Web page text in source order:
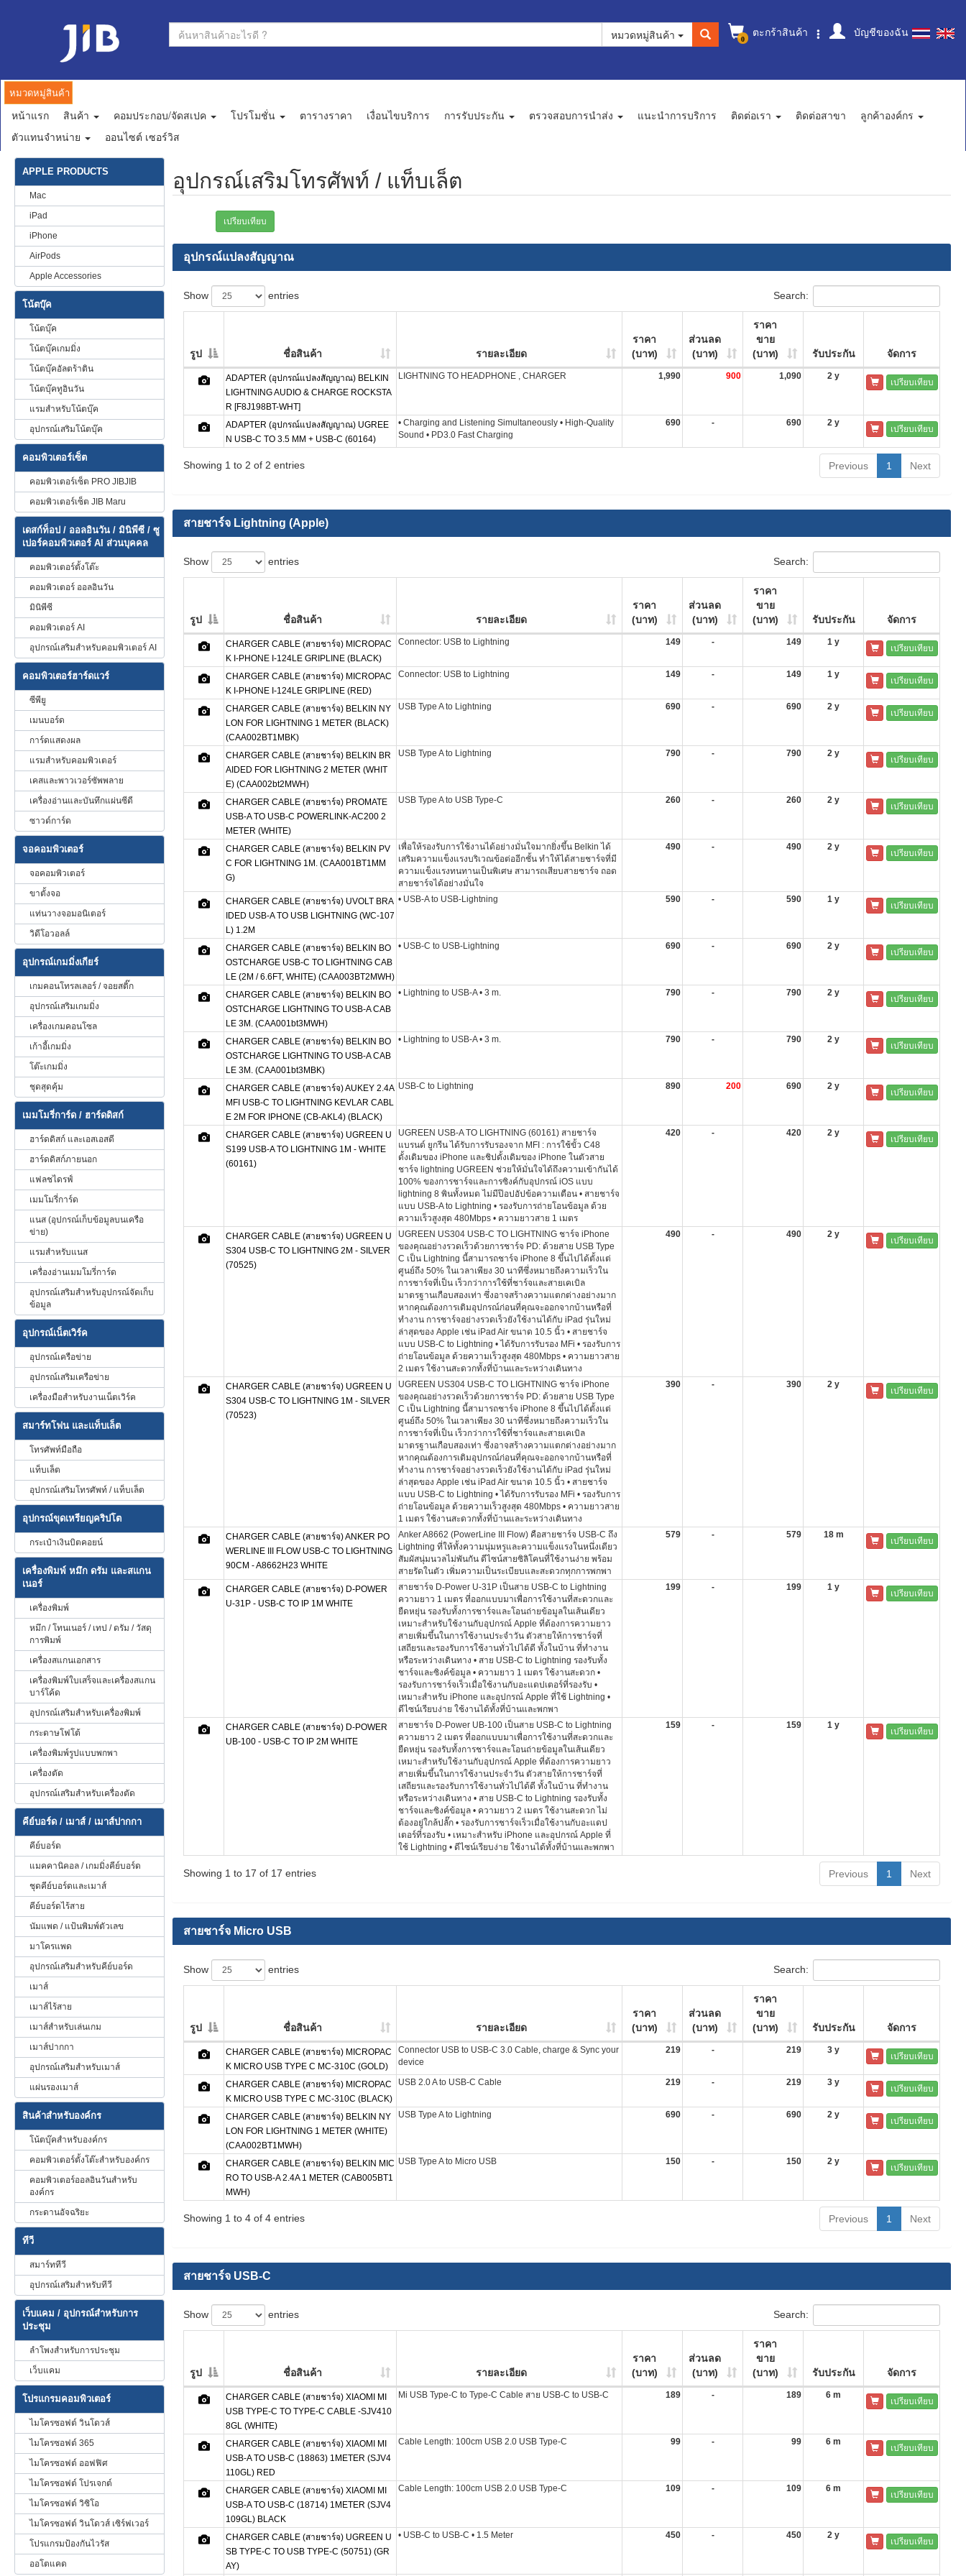
0 ตะกร้าสินค้า บัญชีของฉัน
หมวดหมู่สินค้า
หมวดหมู่สินค้า
หน้าแรก สินค้า คอมประกอบ/จัดสเปค โปรโมชั่น ตารางราคา เงื่อนไขบริการ การรับประกัน ตรวจสอบการนำส่ง แนะนำการบริการ ติดต่อเรา ติดต่อสาขา
ลูกค้าองค์กร
ตัวแทนจำหน่าย
ออนไซต์ เซอร์วิส
APPLE PRODUCTS
Mac
iPad
iPhone
AirPods
Apple Accessories
โน้ตบุ๊ค
โน้ตบุ๊ค
โน้ตบุ๊คเกมมิ่ง
โน้ตบุ๊คอัลตร้าติน
โน้ตบุ๊คทูอินวัน
แรมสำหรับโน้ตบุ๊ค
อุปกรณ์เสริมโน้ตบุ๊ค
คอมพิวเตอร์เซ็ต
คอมพิวเตอร์เซ็ต PRO JIBJIB
คอมพิวเตอร์เซ็ต JIB Maru
เดสก์ท็อป / ออลอินวัน / มินิพีซี / ซู
เปอร์คอมพิวเตอร์ AI ส่วนบุคคล
คอมพิวเตอร์ตั้งโต๊ะ
คอมพิวเตอร์ ออลอินวัน
มินิพีซี
คอมพิวเตอร์ AI
อุปกรณ์เสริมสำหรับคอมพิวเตอร์ AI
คอมพิวเตอร์ฮาร์ดแวร์
ซีพียู
เมนบอร์ด
การ์ดแสดงผล
แรมสำหรับคอมพิวเตอร์
เคสและพาวเวอร์ซัพพลาย
เครื่องอ่านและบันทึกแผ่นซีดี
ซาวด์การ์ด
จอคอมพิวเตอร์
จอคอมพิวเตอร์
ขาตั้งจอ
แท่นวางจอมอนิเตอร์
วิดีโอวอลล์
อุปกรณ์เกมมิ่งเกียร์
เกมคอนโทรลเลอร์ / จอยสติ๊ก
อุปกรณ์เสริมเกมมิ่ง
เครื่องเกมคอนโซล
เก้าอี้เกมมิ่ง
โต๊ะเกมมิ่ง
ชุดสุดคุ้ม
เมมโมรี่การ์ด / ฮาร์ดดิสก์
ฮาร์ดดิสก์ และเอสเอสดี
ฮาร์ดดิสก์ภายนอก
แฟลชไดรฟ์
เมมโมรี่การ์ด
แนส (อุปกรณ์เก็บข้อมูลบนเครือ
ข่าย)
แรมสำหรับแนส
เครื่องอ่านเมมโมรี่การ์ด
อุปกรณ์เสริมสำหรับอุปกรณ์จัดเก็บ
ข้อมูล
อุปกรณ์เน็ตเวิร์ค
อุปกรณ์เครือข่าย
อุปกรณ์เสริมเครือข่าย
เครื่องมือสำหรับงานเน็ตเวิร์ค
สมาร์ทโฟน และแท็บเล็ต
โทรศัพท์มือถือ
แท็บเล็ต
อุปกรณ์เสริมโทรศัพท์ / แท็บเล็ต
อุปกรณ์ขุดเหรียญคริปโต
กระเป๋าเงินบิตคอยน์
เครื่องพิมพ์ หมึก ดรัม และสแกน
เนอร์
เครื่องพิมพ์
หมึก / โทนเนอร์ / เทป / ดรัม / วัสดุ
การพิมพ์
เครื่องสแกนเอกสาร
เครื่องพิมพ์ใบเสร็จและเครื่องสแกน
บาร์โค้ด
อุปกรณ์เสริมสำหรับเครื่องพิมพ์
กระดาษโฟโต้
เครื่องพิมพ์รูปแบบพกพา
เครื่องตัด
อุปกรณ์เสริมสำหรับเครื่องตัด
คีย์บอร์ด / เมาส์ / เมาส์ปากกา
คีย์บอร์ด
แมคคานิคอล / เกมมิ่งคีย์บอร์ด
ชุดคีย์บอร์ดและเมาส์
คีย์บอร์ดไร้สาย
นัมแพด / แป้นพิมพ์ตัวเลข
มาโครแพด
อุปกรณ์เสริมสำหรับคีย์บอร์ด
เมาส์
เมาส์ไร้สาย
เมาส์สำหรับเล่นเกม
เมาส์ปากกา
อุปกรณ์เสริมสำหรับเมาส์
แผ่นรองเมาส์
สินค้าสำหรับองค์กร
โน้ตบุ๊คสำหรับองค์กร
คอมพิวเตอร์ตั้งโต๊ะสำหรับองค์กร
คอมพิวเตอร์ออลอินวันสำหรับ
องค์กร
กระดานอัจฉริยะ
ทีวี
สมาร์ททีวี
อุปกรณ์เสริมสำหรับทีวี
เว็บแคม / อุปกรณ์สำหรับการ
ประชุม
ลำโพงสำหรับการประชุม
เว็บแคม
โปรแกรมคอมพิวเตอร์
ไมโครซอฟต์ วินโดวส์
ไมโครซอฟต์ 365
ไมโครซอฟต์ ออฟฟิศ
ไมโครซอฟต์ โปรเจกต์
ไมโครซอฟต์ วิซิโอ
ไมโครซอฟต์ วินโดวส์ เซิร์ฟเวอร์
โปรแกรมป้องกันไวรัส
ออโตแคด
อุปกรณ์เสริมโทรศัพท์ / แท็บเล็ต
เปรียบเทียบ
อุปกรณ์แปลงสัญญาณ
Show entries Search:
รูป ชื่อสินค้า รายละเอียด
ราคา
(บาท)
ส่วนลด
(บาท)
ราคา
ขาย
(บาท)
รับประกัน จัดการ
ADAPTER (อุปกรณ์แปลงสัญญาณ) BELKIN
LIGHTNING AUDIO & CHARGE ROCKSTA
R [F8J198BT-WHT]
LIGHTNING TO HEADPHONE , CHARGER 1,990 900 1,090 2 y
เปรียบเทียบ
ADAPTER (อุปกรณ์แปลงสัญญาณ) UGREE
N USB-C TO 3.5 MM + USB-C (60164)
• Charging and Listening Simultaneously • High-Quality
Sound • PD3.0 Fast Charging
690 - 690 2 y
เปรียบเทียบ
Showing 1 to 2 of 2 entries Previous 1 Next
สายชาร์จ Lightning (Apple)
Show entries Search:
รูป ชื่อสินค้า รายละเอียด
ราคา
(บาท)
ส่วนลด
(บาท)
ราคา
ขาย
(บาท)
รับประกัน จัดการ
CHARGER CABLE (สายชาร์จ) MICROPAC
K I-PHONE I-124LE GRIPLINE (BLACK)
Connector: USB to Lightning 149 - 149 1 y
เปรียบเทียบ
CHARGER CABLE (สายชาร์จ) MICROPAC
K I-PHONE I-124LE GRIPLINE (RED)
Connector: USB to Lightning 149 - 149 1 y
เปรียบเทียบ
CHARGER CABLE (สายชาร์จ) BELKIN NY
LON FOR LIGHTNING 1 METER (BLACK)
(CAA002BT1MBK)
USB Type A to Lightning 690 - 690 2 y
เปรียบเทียบ
CHARGER CABLE (สายชาร์จ) BELKIN BR
AIDED FOR LIGHTNING 2 METER (WHIT
E) (CAA002bt2MWH)
USB Type A to Lightning 790 - 790 2 y
เปรียบเทียบ
CHARGER CABLE (สายชาร์จ) PROMATE
USB-A TO USB-C POWERLINK-AC200 2
METER (WHITE)
USB Type A to USB Type-C 260 - 260 2 y
เปรียบเทียบ
CHARGER CABLE (สายชาร์จ) BELKIN PV
C FOR LIGHTNING 1M. (CAA001BT1MM
G)
เพื่อให้รองรับการใช้งานได้อย่างมั่นใจมากยิ่งขึ้น Belkin ได้
เสริมความแข็งแรงบริเวณข้อต่ออีกชั้น ทำให้ได้สายชาร์จที่มี
ความแข็งแรงทนทานเป็นพิเศษ สามารถเสียบสายชาร์จ ถอด
สายชาร์จได้อย่างมั่นใจ
490 - 490 2 y
เปรียบเทียบ
CHARGER CABLE (สายชาร์จ) UVOLT BRA
IDED USB-A TO USB LIGHTNING (WC-107
L) 1.2M
• USB-A to USB-Lightning 590 - 590 1 y
เปรียบเทียบ
CHARGER CABLE (สายชาร์จ) BELKIN BO
OSTCHARGE USB-C TO LIGHTNING CAB
LE (2M / 6.6FT, WHITE) (CAA003BT2MWH)
• USB-C to USB-Lightning 690 - 690 2 y
เปรียบเทียบ
CHARGER CABLE (สายชาร์จ) BELKIN BO
OSTCHARGE LIGHTNING TO USB-A CAB
LE 3M. (CAA001bt3MWH)
• Lightning to USB-A • 3 m. 790 - 790 2 y
เปรียบเทียบ
CHARGER CABLE (สายชาร์จ) BELKIN BO
OSTCHARGE LIGHTNING TO USB-A CAB
LE 3M. (CAA001bt3MBK)
• Lightning to USB-A • 3 m. 790 - 790 2 y
เปรียบเทียบ
CHARGER CABLE (สายชาร์จ) AUKEY 2.4A
MFI USB-C TO LIGHTNING KEVLAR CABL
E 2M FOR IPHONE (CB-AKL4) (BLACK)
USB-C to Lightning 890 200 690 2 y
เปรียบเทียบ
CHARGER CABLE (สายชาร์จ) UGREEN U
S199 USB-A TO LIGHTNING 1M - WHITE
(60161)
UGREEN USB-A TO LIGHTNING (60161) สายชาร์จ
แบรนด์ ยูกรีน ได้รับการรับรองจาก MFI : การใช้ขั้ว C48
ดั้งเดิมของ iPhone และชิปดั้งเดิมของ iPhone ในตัวสาย
ชาร์จ lightning UGREEN ช่วยให้มั่นใจได้ถึงความเข้ากันได้
100% ของการชาร์จและการซิงค์กับอุปกรณ์ iOS แบบ
lightning 8 พินทั้งหมด ไม่มีป๊อปอัปข้อความเตือน • สายชาร์จ
แบบ USB-A to Lightning • รองรับการถ่ายโอนข้อมูล ด้วย
ความเร็วสูงสุด 480Mbps • ความยาวสาย 1 เมตร
420 - 420 2 y
เปรียบเทียบ
CHARGER CABLE (สายชาร์จ) UGREEN U
S304 USB-C TO LIGHTNING 2M - SILVER
(70525)
UGREEN US304 USB-C TO LIGHTNING ชาร์จ iPhone
ของคุณอย่างรวดเร็วด้วยการชาร์จ PD: ด้วยสาย USB Type
C เป็น Lightning นี้สามารถชาร์จ iPhone 8 ขึ้นไปได้ตั้งแต่
ศูนย์ถึง 50% ในเวลาเพียง 30 นาทีซึ่งหมายถึงความเร็วใน
การชาร์จที่เป็น เร็วกว่าการใช้ที่ชาร์จและสายเคเบิล
มาตรฐานเกือบสองเท่า ซึ่งอาจสร้างความแตกต่างอย่างมาก
หากคุณต้องการเติมอุปกรณ์ก่อนที่คุณจะออกจากบ้านหรือที่
ทำงาน การชาร์จอย่างรวดเร็วยังใช้งานได้กับ iPad รุ่นใหม่
ล่าสุดของ Apple เช่น iPad Air ขนาด 10.5 นิ้ว • สายชาร์จ
แบบ USB-C to Lightning • ได้รับการรับรอง MFi • รองรับการ
ถ่ายโอนข้อมูล ด้วยความเร็วสูงสุด 480Mbps • ความยาวสาย
2 เมตร ใช้งานสะดวกทั้งที่บ้านและระหว่างเดินทาง
490 - 490 2 y
เปรียบเทียบ
CHARGER CABLE (สายชาร์จ) UGREEN U
S304 USB-C TO LIGHTNING 1M - SILVER
(70523)
UGREEN US304 USB-C TO LIGHTNING ชาร์จ iPhone
ของคุณอย่างรวดเร็วด้วยการชาร์จ PD: ด้วยสาย USB Type
C เป็น Lightning นี้สามารถชาร์จ iPhone 8 ขึ้นไปได้ตั้งแต่
ศูนย์ถึง 50% ในเวลาเพียง 30 นาทีซึ่งหมายถึงความเร็วใน
การชาร์จที่เป็น เร็วกว่าการใช้ที่ชาร์จและสายเคเบิล
มาตรฐานเกือบสองเท่า ซึ่งอาจสร้างความแตกต่างอย่างมาก
หากคุณต้องการเติมอุปกรณ์ก่อนที่คุณจะออกจากบ้านหรือที่
ทำงาน การชาร์จอย่างรวดเร็วยังใช้งานได้กับ iPad รุ่นใหม่
ล่าสุดของ Apple เช่น iPad Air ขนาด 10.5 นิ้ว • สายชาร์จ
แบบ USB-C to Lightning • ได้รับการรับรอง MFi • รองรับการ
ถ่ายโอนข้อมูล ด้วยความเร็วสูงสุด 480Mbps • ความยาวสาย
1 เมตร ใช้งานสะดวกทั้งที่บ้านและระหว่างเดินทาง
390 - 390 2 y
เปรียบเทียบ
CHARGER CABLE (สายชาร์จ) ANKER PO
WERLINE III FLOW USB-C TO LIGHTNING
90CM - A8662H23 WHITE
Anker A8662 (PowerLine III Flow) คือสายชาร์จ USB-C ถึง
Lightning ที่ให้ทั้งความนุ่มหรูและความแข็งแรงในหนึ่งเดียว
สัมผัสนุ่มนวลไม่พันกัน ดีไซน์สายซิลิโคนที่ใช้งานง่าย พร้อม
สายรัดในตัว เพิ่มความเป็นระเบียบและสะดวกทุกการพกพา
579 - 579 18 m
เปรียบเทียบ
CHARGER CABLE (สายชาร์จ) D-POWER
U-31P - USB-C TO IP 1M WHITE
สายชาร์จ D-Power U-31P เป็นสาย USB-C to Lightning
ความยาว 1 เมตร ที่ออกแบบมาเพื่อการใช้งานที่สะดวกและ
ยืดหยุ่น รองรับทั้งการชาร์จและโอนถ่ายข้อมูลในเส้นเดียว
เหมาะสำหรับใช้งานกับอุปกรณ์ Apple ที่ต้องการความยาว
สายเพิ่มขึ้นในการใช้งานประจำวัน ตัวสายให้การชาร์จที่
เสถียรและรองรับการใช้งานทั่วไปได้ดี ทั้งในบ้าน ที่ทำงาน
หรือระหว่างเดินทาง • สาย USB-C to Lightning รองรับทั้ง
ชาร์จและซิงค์ข้อมูล • ความยาว 1 เมตร ใช้งานสะดวก •
รองรับการชาร์จเร็วเมื่อใช้งานกับอะแดปเตอร์ที่รองรับ •
เหมาะสำหรับ iPhone และอุปกรณ์ Apple ที่ใช้ Lightning •
ดีไซน์เรียบง่าย ใช้งานได้ทั้งที่บ้านและพกพา
199 - 199 1 y
เปรียบเทียบ
CHARGER CABLE (สายชาร์จ) D-POWER
UB-100 - USB-C TO IP 2M WHITE
สายชาร์จ D-Power UB-100 เป็นสาย USB-C to Lightning
ความยาว 2 เมตร ที่ออกแบบมาเพื่อการใช้งานที่สะดวกและ
ยืดหยุ่น รองรับทั้งการชาร์จและโอนถ่ายข้อมูลในเส้นเดียว
เหมาะสำหรับใช้งานกับอุปกรณ์ Apple ที่ต้องการความยาว
สายเพิ่มขึ้นในการใช้งานประจำวัน ตัวสายให้การชาร์จที่
เสถียรและรองรับการใช้งานทั่วไปได้ดี ทั้งในบ้าน ที่ทำงาน
หรือระหว่างเดินทาง • สาย USB-C to Lightning รองรับทั้ง
ชาร์จและซิงค์ข้อมูล • ความยาว 2 เมตร ใช้งานสะดวก ไม่
ต้องอยู่ใกล้ปลั๊ก • รองรับการชาร์จเร็วเมื่อใช้งานกับอะแดป
เตอร์ที่รองรับ • เหมาะสำหรับ iPhone และอุปกรณ์ Apple ที่
ใช้ Lightning • ดีไซน์เรียบง่าย ใช้งานได้ทั้งที่บ้านและพกพา
159 - 159 1 y
เปรียบเทียบ
Showing 1 to 17 of 17 entries Previous 1 Next
สายชาร์จ Micro USB
Show entries Search:
รูป ชื่อสินค้า รายละเอียด
ราคา
(บาท)
ส่วนลด
(บาท)
ราคา
ขาย
(บาท)
รับประกัน จัดการ
CHARGER CABLE (สายชาร์จ) MICROPAC
K MICRO USB TYPE C MC-310C (GOLD)
Connector USB to USB-C 3.0 Cable, charge & Sync your
device
219 - 219 3 y
เปรียบเทียบ
CHARGER CABLE (สายชาร์จ) MICROPAC
K MICRO USB TYPE C MC-310C (BLACK)
USB 2.0 A to USB-C Cable 219 - 219 3 y
เปรียบเทียบ
CHARGER CABLE (สายชาร์จ) BELKIN NY
LON FOR LIGHTNING 1 METER (WHITE)
(CAA002BT1MWH)
USB Type A to Lightning 690 - 690 2 y
เปรียบเทียบ
CHARGER CABLE (สายชาร์จ) BELKIN MIC
RO TO USB-A 2.4A 1 METER (CAB005BT1
MWH)
USB Type A to Micro USB 150 - 150 2 y
เปรียบเทียบ
Showing 1 to 4 of 4 entries Previous 1 Next
สายชาร์จ USB-C
Show entries Search:
รูป ชื่อสินค้า รายละเอียด
ราคา
(บาท)
ส่วนลด
(บาท)
ราคา
ขาย
(บาท)
รับประกัน จัดการ
CHARGER CABLE (สายชาร์จ) XIAOMI MI
USB TYPE-C TO TYPE-C CABLE -SJV410
8GL (WHITE)
Mi USB Type-C to Type-C Cable สาย USB-C to USB-C 189 - 189 6 m
เปรียบเทียบ
CHARGER CABLE (สายชาร์จ) XIAOMI MI
USB-A TO USB-C (18863) 1METER (SJV4
110GL) RED
Cable Length: 100cm USB 2.0 USB Type-C 99 - 99 6 m
เปรียบเทียบ
CHARGER CABLE (สายชาร์จ) XIAOMI MI
USB-A TO USB-C (18714) 1METER (SJV4
109GL) BLACK
Cable Length: 100cm USB 2.0 USB Type-C 109 - 109 6 m
เปรียบเทียบ
CHARGER CABLE (สายชาร์จ) UGREEN U
SB TYPE-C TO USB TYPE-C (50751) (GR
AY)
• USB-C to USB-C • 1.5 Meter 450 - 450 2 y
เปรียบเทียบ